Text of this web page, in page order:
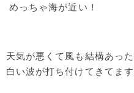
めっちゃ海が近い！
天気が悪くて風も結構あっ
白い波が打ち付けてきてます